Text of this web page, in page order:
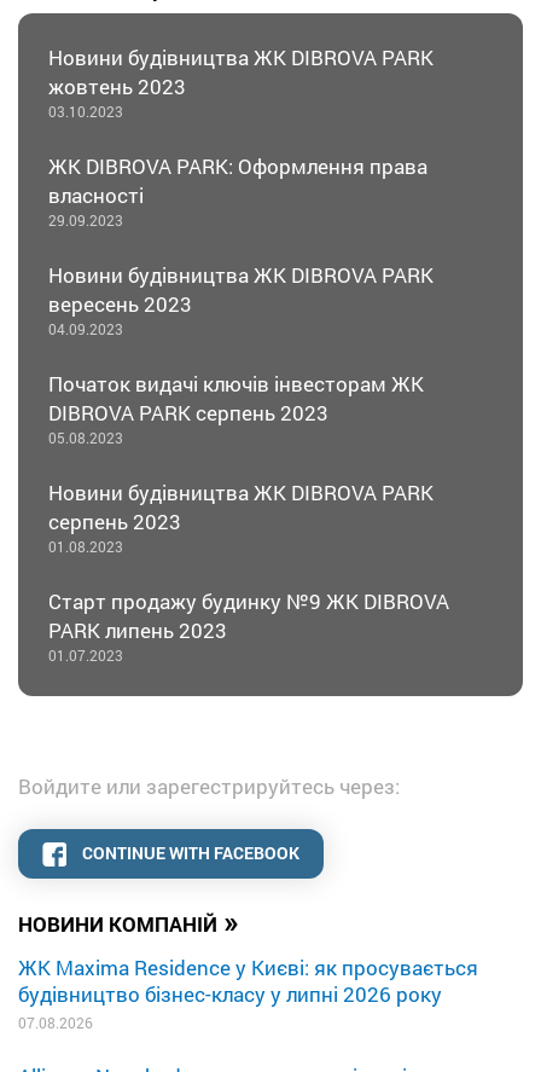
НОВИНИ КОМПАНІЙ »
ЖК Maxima Residence у Києві: як просувається
будівництво бізнес-класу у липні 2026 року
07.08.2026
Новини будівництва ЖК DIBROVA PARK
жовтень 2023
03.10.2023
ЖК DIBROVA PARK: Оформлення права
власності
29.09.2023
Новини будівництва ЖК DIBROVA PARK
вересень 2023
04.09.2023
Початок видачі ключів інвесторам ЖК
DIBROVA PARK серпень 2023
05.08.2023
Новини будівництва ЖК DIBROVA PARK
серпень 2023
01.08.2023
Старт продажу будинку №9 ЖК DIBROVA
PARK липень 2023
01.07.2023
Войдите или зарегестрируйтесь через:
CONTINUE WITH FACEBOOK